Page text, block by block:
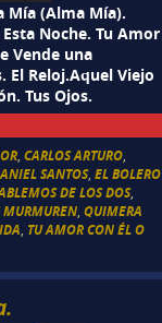
Mía (Alma Mía).
Noche. Tu Amor
Vende una
El Reloj.Aquel Viejo
Tus Ojos.
,CARLOS ARTURO
SANTOS,EL BOLERO
DE LOS DOS,
MURMUREN ,QUIMERA
TU AMOR CON ÉL O